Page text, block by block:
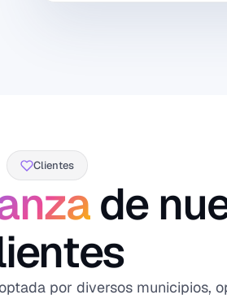
Clientes
de
por diversos municipios,